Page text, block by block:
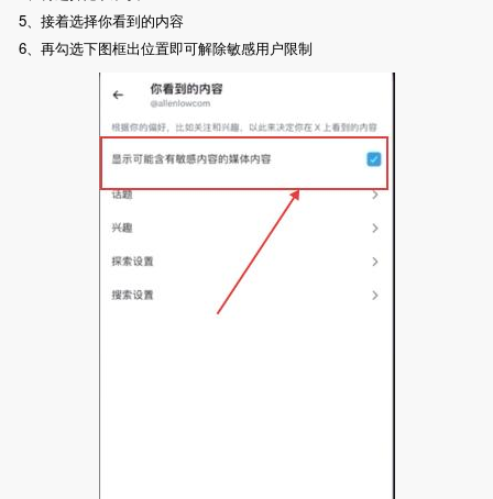
5、接着选择你看到的内容
6、再勾选下图框出位置即可解除敏感用户限制